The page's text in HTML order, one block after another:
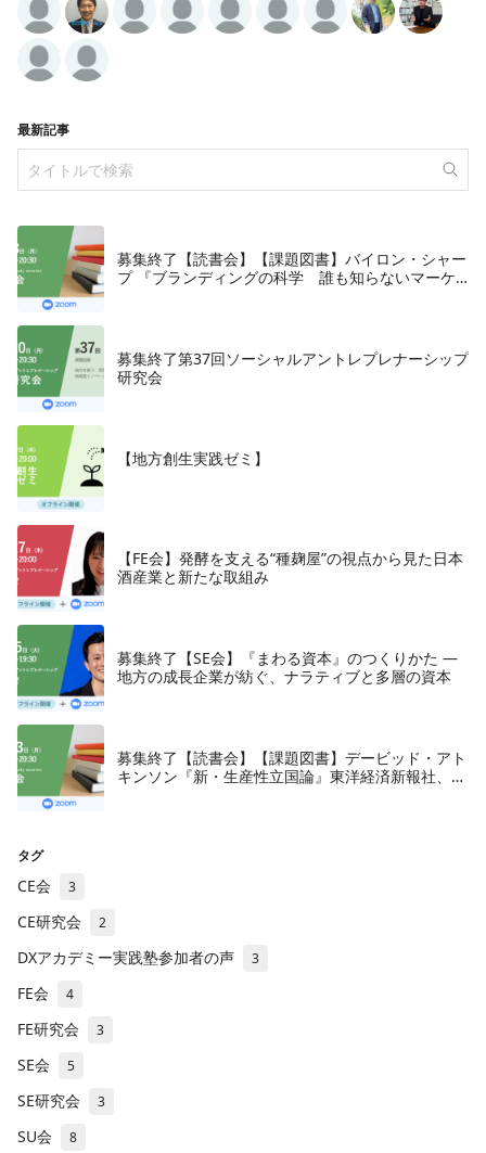
最新記事
募集終了【読書会】【課題図書】バイロン・シャー
プ 『ブランディングの科学 誰も知らないマーケ
募集終了第37回ソーシャルアントレプレナーシップ
研究会
【地方創生実践ゼミ】
【FE会】発酵を支える“種麹屋”の視点から見た日本
酒産業と新たな取組み
募集終了【SE会】『まわる資本』のつくりかた —
地方の成長企業が紡ぐ、ナラティブと多層の資本
募集終了【読書会】【課題図書】デービッド・アト
キンソン『新・生産性立国論』東洋経済新報社、
タグ
CE会 3
CE研究会 2
DXアカデミー実践塾参加者の声 3
FE会 4
FE研究会 3
SE会 5
SE研究会 3
SU会 8